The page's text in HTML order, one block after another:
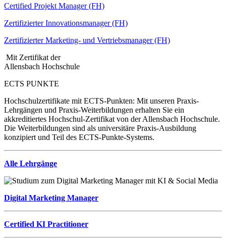
Certified Projekt Manager (FH)
Zertifizierter Innovationsmanager (FH)
Zertifizierter Marketing- und Vertriebsmanager (FH)
Mit Zertifikat der
Allensbach Hochschule
ECTS PUNKTE
Hochschulzertifikate mit ECTS-Punkten: Mit unseren Praxis-
Lehrgängen und Praxis-Weiterbildungen erhalten Sie ein
akkreditiertes Hochschul-Zertifikat von der Allensbach Hochschule.
Die Weiterbildungen sind als universitäre Praxis-Ausbildung
konzipiert und Teil des ECTS-Punkte-Systems.
Alle Lehrgänge
Digital Marketing Manager
Certified KI Practitioner